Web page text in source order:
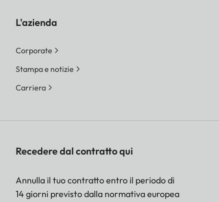
L'azienda
Corporate
Stampa e notizie
Carriera
Recedere dal contratto qui
Annulla il tuo contratto entro il periodo di
14 giorni previsto dalla normativa europea